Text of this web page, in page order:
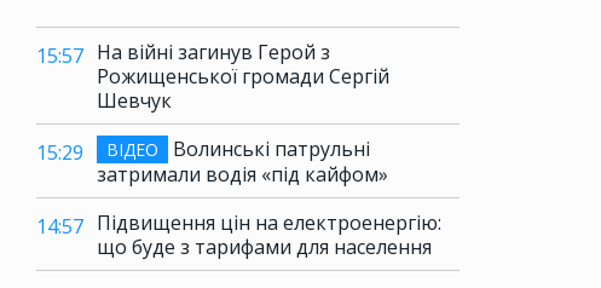
15:57 На війні загинув Герой з
Рожищенської громади Сергій
Шевчук
15:29
ВІДЕО
Волинські патрульні
затримали водія «під кайфом»
14:57 Підвищення цін на електроенергію:
що буде з тарифами для населення